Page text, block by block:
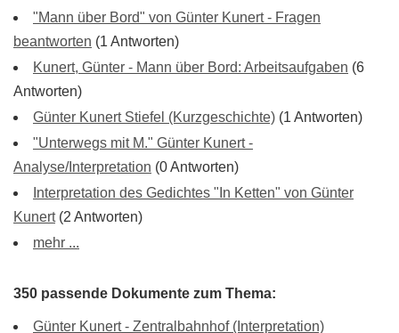
"Mann über Bord" von Günter Kunert - Fragen
beantworten (1 Antworten)
Kunert, Günter - Mann über Bord: Arbeitsaufgaben (6
Antworten)
Günter Kunert Stiefel (Kurzgeschichte) (1 Antworten)
"Unterwegs mit M." Günter Kunert -
Analyse/Interpretation (0 Antworten)
Interpretation des Gedichtes "In Ketten" von Günter
Kunert(2 Antworten)
mehr ...
350 passende Dokumente zum Thema:
Günter Kunert - Zentralbahnhof (Interpretation)